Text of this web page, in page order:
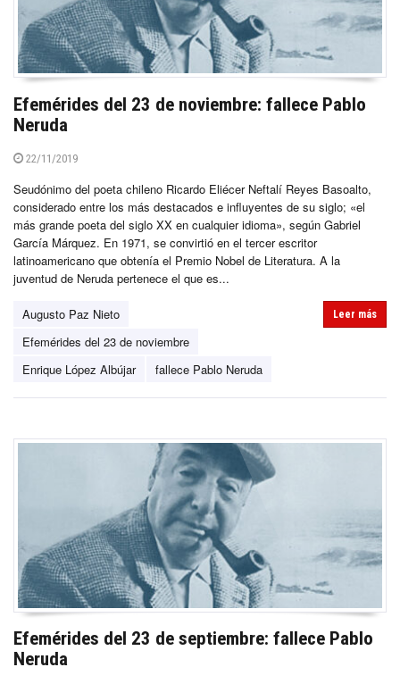
Efemérides del 23 de noviembre: fallece Pablo
Neruda
22/11/2019
Seudónimo del poeta chileno Ricardo Eliécer Neftalí Reyes Basoalto,
considerado entre los más destacados e influyentes de su siglo; «el
más grande poeta del siglo XX en cualquier idioma», según Gabriel
García Márquez. En 1971, se convirtió en el tercer escritor
latinoamericano que obtenía el Premio Nobel de Literatura. A la
juventud de Neruda pertenece el que es...
Augusto Paz Nieto
Efemérides del 23 de noviembre
Enrique López Albújar
fallece Pablo Neruda
Leer más
Efemérides del 23 de septiembre: fallece Pablo
Neruda